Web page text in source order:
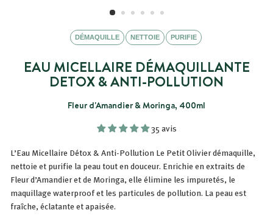
DÉMAQUILLE NETTOIE PURIFIE
EAU MICELLAIRE DÉMAQUILLANTE
DETOX & ANTI-POLLUTION
Fleur d'Amandier & Moringa, 400ml
35 avis
L’Eau Micellaire Détox & Anti-Pollution Le Petit Olivier démaquille,
nettoie et purifie la peau tout en douceur. Enrichie en extraits de
Fleur d’Amandier et de Moringa, elle élimine les impuretés, le
maquillage waterproof et les particules de pollution. La peau est
fraîche, éclatante et apaisée.